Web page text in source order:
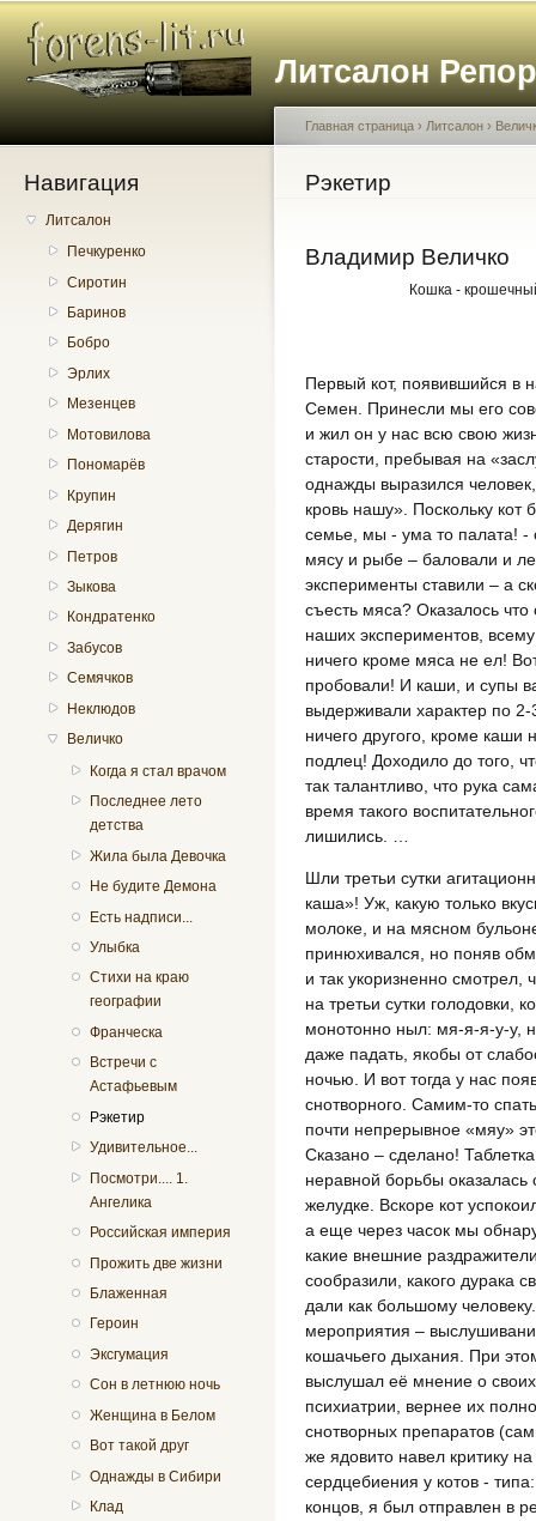
Литсалон
Навигация
Литсалон
Печкуренко
Сиротин
Баринов
Бобро
Эрлих
Мезенцев
Мотовилова
Пономарёв
Крупин
Дерягин
Петров
Зыкова
Кондратенко
Забусов
Семячков
Неклюдов
Величко
Когда я стал врачом
Последнее лето
детства
Жила была Девочка
Не будите Демона
Есть надписи...
Улыбка
Стихи на краю
географии
Франческа
Встречи с
Астафьевым
Рэкетир
Удивительное...
Посмотри.... 1.
Ангелика
Российская империя
Прожить две жизни
Блаженная
Героин
Эксгумация
Сон в летнюю ночь
Женщина в Белом
Вот такой друг
Однажды в Сибири
Клад
Вы здесь
Главная страница › Литсалон ›
Рэкетир
Владимир Величко
Кошка -
Первый кот, появившийся
Семен. Принесли мы его
и жил он у нас всю свою
старости, пребывая на
однажды выразился
кровь нашу». Поскольку
семье, мы - ума то палата! -
мясу и рыбе – баловали и
эксперименты ставили – а
съесть мяса? Оказалось
наших экспериментов,
ничего кроме мяса не ел!
пробовали! И каши, и супы
выдерживали характер по
ничего другого, кроме каши
подлец! Доходило до того,
так талантливо, что рука
время такого
лишились. …
Шли третьи сутки
каша»! Уж, какую только
молоке, и на мясном
принюхивался, но поняв
и так укоризненно смотрел,
на третьи сутки голодовки,
монотонно ныл: мя-я-я-у-у,
даже падать, якобы от
ночью. И вот тогда у нас
снотворного. Самим-то
почти непрерывное «мяу»
Сказано – сделано!
неравной борьбы оказалась
желудке. Вскоре кот
а еще через часок мы
какие внешние
сообразили, какого дурака
дали как большому
мероприятия –
кошачьего дыхания. При
выслушал её мнение о
психиатрии, вернее их
снотворных препаратов
же ядовито навел критику
сердцебиения у котов -
концов, я был отправлен в